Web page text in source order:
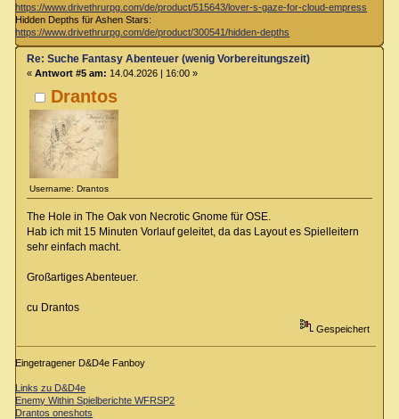
https://www.drivethrurpg.com/de/product/515643/lover-s-gaze-for-cloud-empress
Hidden Depths für Ashen Stars:
https://www.drivethrurpg.com/de/product/300541/hidden-depths
Drantos
Username: Drantos
Re: Suche Fantasy Abenteuer (wenig Vorbereitungszeit)
« Antwort #5 am: 14.04.2026 | 16:00 »
The Hole in The Oak von Necrotic Gnome für OSE.
Hab ich mit 15 Minuten Vorlauf geleitet, da das Layout es Spielleitern
sehr einfach macht.
Großartiges Abenteuer.
cu Drantos
Gespeichert
Eingetragener D&D4e Fanboy
Links zu D&D4e
Enemy Within Spielberichte WFRSP2
Drantos oneshots